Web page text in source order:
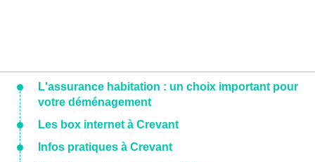
L'assurance habitation : un choix important pour
votre déménagement
Les box internet à Crevant
Infos pratiques à Crevant